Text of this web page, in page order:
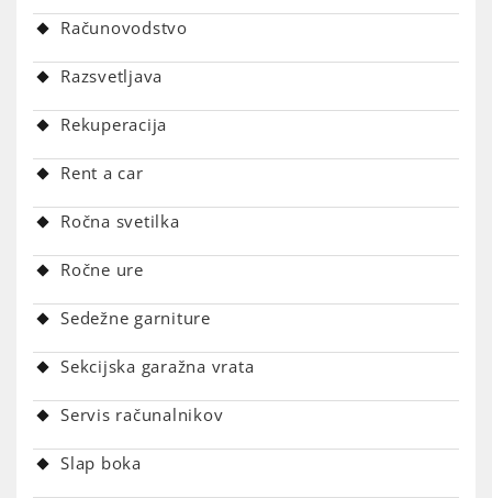
Računovodstvo
Razsvetljava
Rekuperacija
Rent a car
Ročna svetilka
Ročne ure
Sedežne garniture
Sekcijska garažna vrata
Servis računalnikov
Slap boka